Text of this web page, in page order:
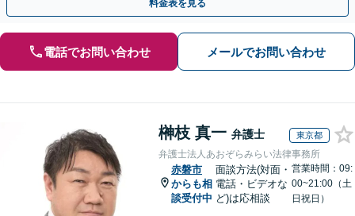
料金表を見る
電話でお問い合わせ メールでお問い合わせ
榊枝 真一 弁護士 東京都
弁護士法人あおぞらみらい法律事務所
赤磐市
からも相
談受付中
面談方法(対面・
電話・ビデオな
ど)は応相談
営業時間：09:
00~21:00（土
日祝日）